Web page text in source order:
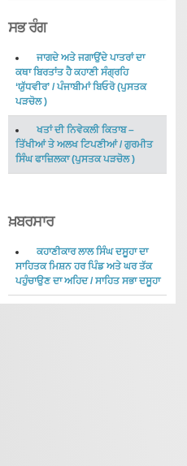
ਸਭ ਰੰਗ
ਜਾਗਦੇ ਅਤੇ ਜਗਾਉਂਦੇ ਪਾਤਰਾਂ ਦਾ
ਕਥਾ ਬਿਰਤਾਂਤ ਹੈ ਕਹਾਣੀ ਸੰਗ੍ਰਹਿ
‘ਯੁੱਧਵੀਰ’ /ਪੰਜਾਬੀਮਾਂ ਬਿਓਰੋ(ਪੁਸਤਕ
ਪੜਚੋਲ)
ਖਤਾਂ ਦੀ ਨਿਵੇਕਲੀ ਕਿਤਾਬ –
ਤਿੱਖੀਆਂ ਤੇ ਅਲਖ ਟਿਪਣੀਆਂ/ ਗੁਰਮੀਤ
ਸਿੰਘ ਫਾਜ਼ਿਲਕਾ(ਪੁਸਤਕ ਪੜਚੋਲ)
ਖ਼ਬਰਸਾਰ
ਕਹਾਣੀਕਾਰ ਲਾਲ ਸਿੰਘ ਦਸੂਹਾ ਦਾ
ਸਾਹਿਤਕ ਮਿਸ਼ਨ ਹਰ ਪਿੰਡ ਅਤੇ ਘਰ ਤੱਕ
ਪਹੁੰਚਾਉਣ ਦਾ ਅਹਿਦ/ਸਾਹਿਤ ਸਭਾ ਦਸੂਹਾ